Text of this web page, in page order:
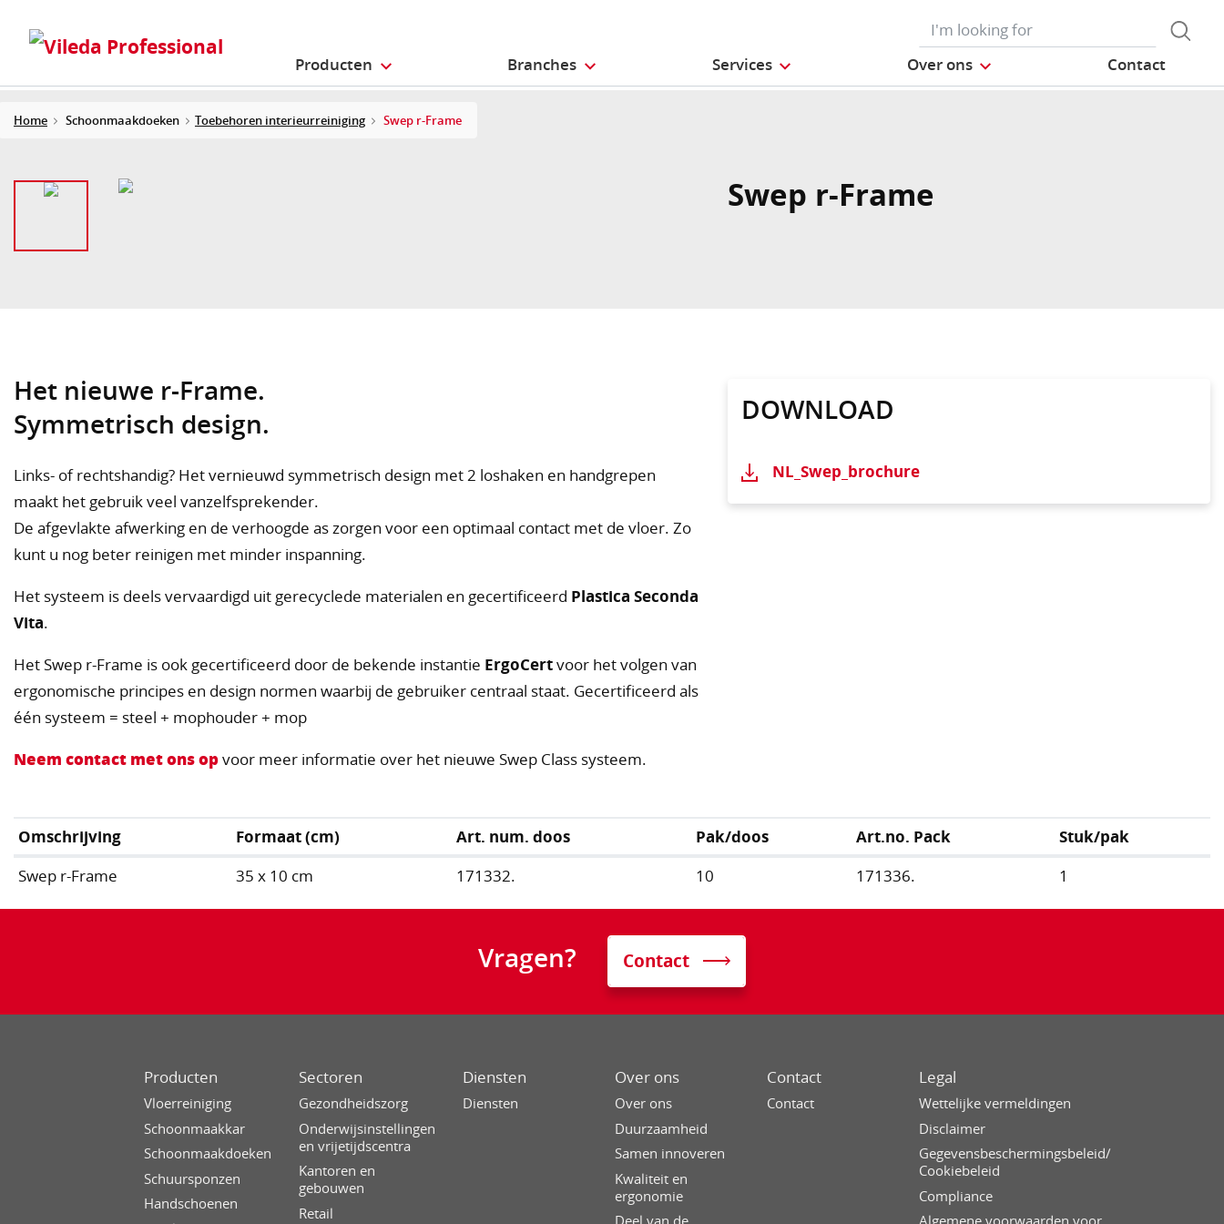
Producten Branches Services Over ons Contact
Home Schoonmaakdoeken Toebehoren interieurreiniging Swep r-Frame
Swep r-Frame
Het nieuwe r-Frame.
Symmetrisch design.
Links- of rechtshandig? Het vernieuwd symmetrisch design met 2 loshaken en handgrepen
maakt het gebruik veel vanzelfsprekender.
De afgevlakte afwerking en de verhoogde as zorgen voor een optimaal contact met de vloer. Zo
kunt u nog beter reinigen met minder inspanning.
Het systeem is deels vervaardigd uit gerecyclede materialen en gecertificeerd Plastica Seconda
Vita.
Het Swep r-Frame is ook gecertificeerd door de bekende instantie ErgoCertvoor het volgen van
ergonomische principes en design normen waarbij de gebruiker centraal staat. Gecertificeerd als
één systeem = steel + mophouder + mop
Neem contact met ons opvoor meer informatie over het nieuwe Swep Class systeem.
DOWNLOAD
NL_Swep_brochure
Omschrijving Formaat (cm) Art. num. doos Pak/doos Art.no. Pack
Stuk/pak
Swep r-Frame
35 x 10 cm 171332. 10 171336. 1
Vragen? Contact
Producten
Vloerreiniging
Schoonmaakkar
Schoonmaakdoeken
Schuursponzen
Handschoenen
Sectoren
Gezondheidszorg
Onderwijsinstellingen
en vrijetijdscentra
Kantoren en
gebouwen
Retail
Diensten
Diensten
Over ons
Over ons
Duurzaamheid
Samen innoveren
Kwaliteit en
ergonomie
Contact
Contact
Legal
Wettelijke vermeldingen
Disclaimer
Gegevensbeschermingsbeleid/
Cookiebeleid
Compliance